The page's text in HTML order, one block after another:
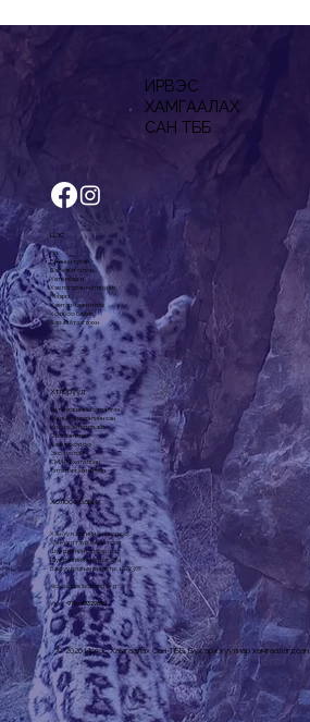
ИРВЭС
ХАМГААЛАХ
САН ТББ
Цэс
Нүүр
Бидний тухай
Баг, хамт олон
Хөтөлбөрүүд
Хэвлэгдсэн материал
Мэдээ
Хамтарч ажиллах
Холбоо барих
Бараа бүтээгдэхүүн
Хөтөлбөрүүд
Урт хугацааны судалгаа
Малын эрсдэлийн сан
Ирвэс Энтерпрайз
Сүү цагаан идээ
Хашаа хороо
Эко зуслан
СМАРТ хөтөлбөр
Тэтгэлэгт хөтөлбөр
Холбоо барих
Хан-Уул дүүргийн 3-р хороо,
Хан-Уул таур 6-602 тоот
Шуудангийн салбар: 44
Шуудангийн хайрцаг: 774
Байгууллагын регистр: 1072307
slcf@snowleopard.org
Утас: +976-93329632
© 2026 Ирвэс Хамгаалах Сан ТББ. Бүх эрх хуулиар хамгаалагдсан.